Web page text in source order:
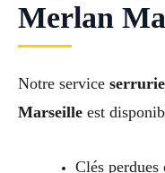
Merlan
Notre service
Marseille est
Clés perdues